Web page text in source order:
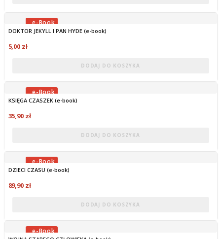
OBECNIE BRAK NA STANIE
DOKTOR JEKYLL I PAN HYDE (e-book)
5,00 zł
DODAJ DO KOSZYKA
OBECNIE BRAK NA STANIE
KSIĘGA CZASZEK (e-book)
35,90 zł
DODAJ DO KOSZYKA
OBECNIE BRAK NA STANIE
DZIECI CZASU (e-book)
89,90 zł
DODAJ DO KOSZYKA